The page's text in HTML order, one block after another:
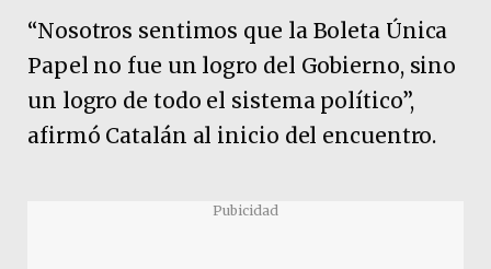
“Nosotros sentimos que la Boleta Única
Papel no fue un logro del Gobierno, sino
un logro de todo el sistema político”,
afirmó Catalán al inicio del encuentro.
Pubicidad